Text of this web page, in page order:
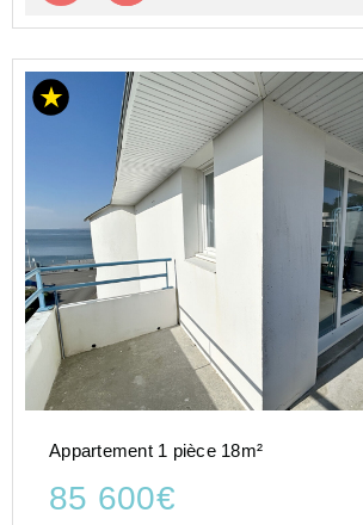
Appartement 1 pièce 18m²
85 600€